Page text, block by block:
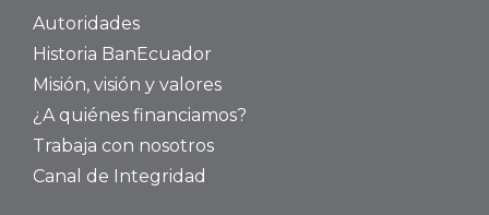
Autoridades
Historia BanEcuador
Misión, visión y valores
¿A quiénes financiamos?
Trabaja con nosotros
Canal de Integridad